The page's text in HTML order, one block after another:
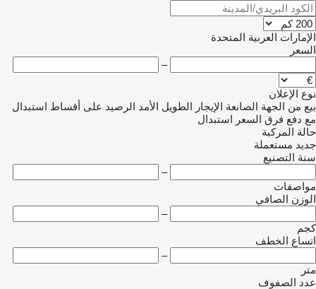
الإمارات العربية المتحدة
السعر
–
نوع الإعلان
بيع من الجهة الصانعة الإيجار الطويل الأمد الرصيد على أقساط استبدال
مع دفع فرق السعر استبدال
حالة المركبة
جديد مستعملة
سنة التصنيع
–
مواصفات
الوزن الصافي
–
كجم
اتساع الخطف
–
متر
عدد الصفوف